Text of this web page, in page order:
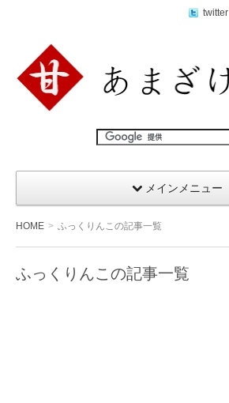
twitter
メインメニュー
HOME ふっくりんこの記事一覧
ふっくりんこの記事一覧